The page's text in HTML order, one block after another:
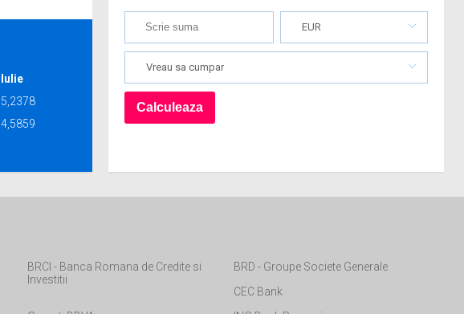
Iulie
5,2378
4,5859
EUR
Vreau sa cumpar
BRCI - Banca Romana de Credite si
Investitii
BRD - Groupe Societe Generale
CEC Bank